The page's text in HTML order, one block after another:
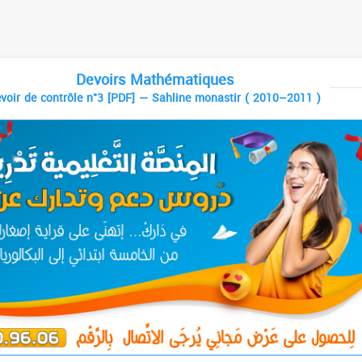
Devoirs Mathématiques
de contrôle n°3 [PDF] — Sahline monastir ( 2010–2011 )